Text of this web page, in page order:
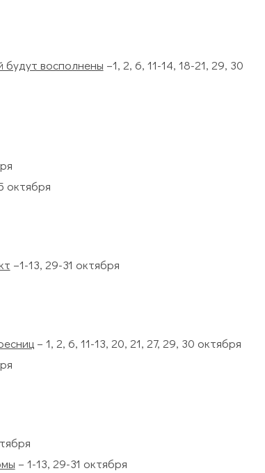
восполнены –1, 2, 6, 11-14, 18-21, 29, 30
октября
–1-13, 29-31 октября
– 1, 2, 6, 11-13, 20, 21, 27, 29, 30 октября
– 1-13, 29-31 октября